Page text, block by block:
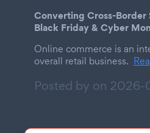
Converting Cross-Border
Black Friday & Cyber
Online commerce is an
overall retail business.
Posted by on 2026-